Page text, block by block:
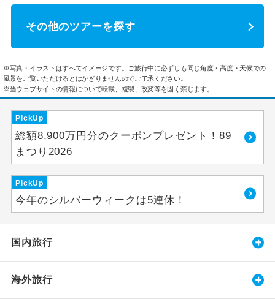
その他のツアーを探す
※写真・イラストはすべてイメージです。ご旅行中に必ずしも同じ角度・高度・天候での
風景をご覧いただけるとはかぎりませんのでご了承ください。
※当ウェブサイトの情報について転載、複製、改変等を固く禁じます。
PickUp
総額8,900万円分のクーポンプレゼント！89
まつり2026
PickUp
今年のシルバーウィークは5連休！
国内旅行
海外旅行